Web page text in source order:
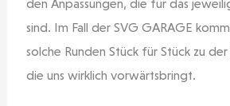
den Anpassungen, die für das
sind. Im Fall der SVG GARAGE
solche Runden Stück für Stück zu
die uns wirklich vorwärtsbringt.